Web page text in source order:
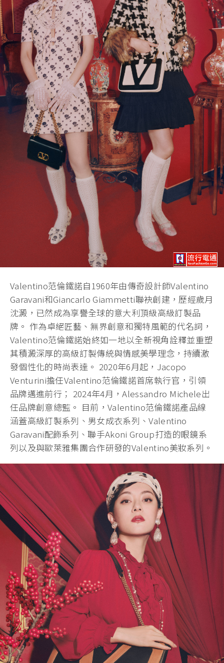
Valentino范倫鐵諾自1960年由傳奇設計師Valentino
Garavani和Giancarlo Giammetti聯袂創建，歷經歲月
沈澱，已然成為享譽全球的意大利頂級高級訂製品
牌。 作為卓絕匠藝、無界創意和獨特風範的代名詞，
Valentino范倫鐵諾始終如一地以全新視角詮釋並重塑
其積澱深厚的高級訂製傳統與情感美學理念，持續激
發個性化的時尚表達。 2020年6月起，Jacopo
Venturini擔任Valentino范倫鐵諾首席執行官，引領
品牌邁進前行； 2024年4月，Alessandro Michele出
任品牌創意總監。 目前，Valentino范倫鐵諾產品線
涵蓋高級訂製系列、男女成衣系列、Valentino
Garavani配飾系列、聯手Akoni Group打造的眼鏡系
列以及與歐萊雅集團合作研發的Valentino美妝系列。